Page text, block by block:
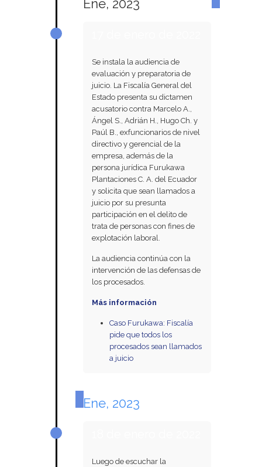
Ene, 2023
Se instala la audiencia de
evaluación y preparatoria de
juicio. La Fiscalía General del
Estado presenta su dictamen
acusatorio contra Marcelo A.,
Ángel S., Adrián H., Hugo Ch. y
Paúl B., exfuncionarios de nivel
directivo y gerencial de la
empresa, además de la
persona jurídica Furukawa
Plantaciones C. A. del Ecuador
y solicita que sean llamados a
juicio por su presunta
participación en el delito de
trata de personas con fines de
explotación laboral.
La audiencia continúa con la
intervención de las defensas de
los procesados.
Más información
Caso Furukawa: Fiscalía
pide que todos los
procesados sean llamados
a juicio
Ene, 2023
Luego de escuchar la